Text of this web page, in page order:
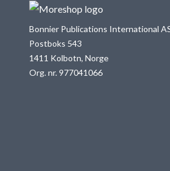
Bonnier Publications International
Postboks 543
1411 Kolbotn, Norge
Org. nr. 977041066